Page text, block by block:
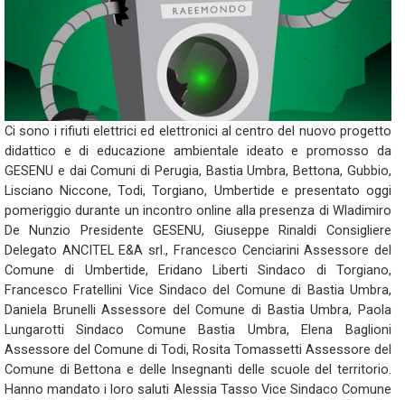
Ci sono i rifiuti elettrici ed elettronici al centro del nuovo progetto
didattico e di educazione ambientale ideato e promosso da
GESENU e dai Comuni di Perugia, Bastia Umbra, Bettona, Gubbio,
Lisciano Niccone, Todi, Torgiano, Umbertide e presentato oggi
pomeriggio durante un incontro online alla presenza di Wladimiro
De Nunzio Presidente GESENU, Giuseppe Rinaldi Consigliere
Delegato ANCITEL E&A srl., Francesco Cenciarini Assessore del
Comune di Umbertide, Eridano Liberti Sindaco di Torgiano,
Francesco Fratellini Vice Sindaco del Comune di Bastia Umbra,
Daniela Brunelli Assessore del Comune di Bastia Umbra, Paola
Lungarotti Sindaco Comune Bastia Umbra, Elena Baglioni
Assessore del Comune di Todi, Rosita Tomassetti Assessore del
Comune di Bettona e delle Insegnanti delle scuole del territorio.
Hanno mandato i loro saluti Alessia Tasso Vice Sindaco Comune